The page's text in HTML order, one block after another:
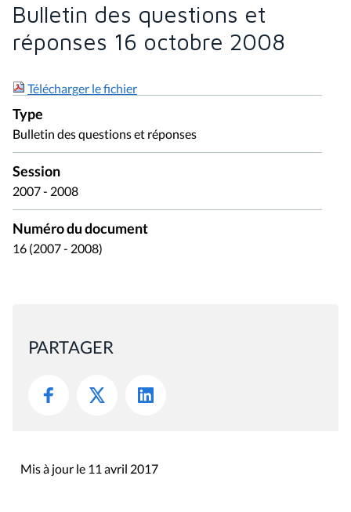
Bulletin des questions et
réponses 16 octobre 2008
Télécharger le fichier
Type
Bulletin des questions et réponses
Session
2007 - 2008
Numéro du document
16 (2007 - 2008)
PARTAGER
Mis à jour le 11 avril 2017